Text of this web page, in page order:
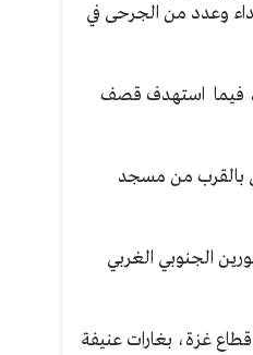
الشافعي بحي الزيتون في مدينة غزة، كما ارتقى 3 شهداء وعدد من الجرحى في
في محيط شارع 10 غرب مدينة غزة، فيما استهدف قصف
بالقرب من مسجد
الجنوبي الغربي
غزة، بغارات عنيفة